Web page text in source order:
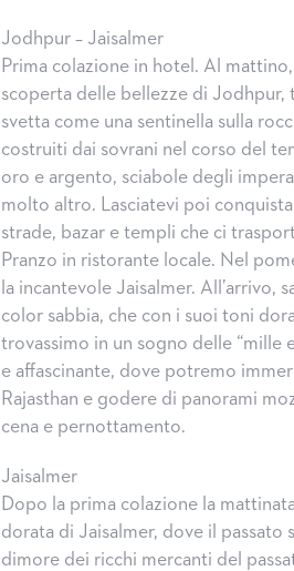
Jodhpur – Jaisalmer
Prima colazione in hotel. Al
scoperta delle bellezze di Jodhpur,
svetta come una sentinella sulla
costruiti dai sovrani nel corso del
oro e argento, sciabole degli
molto altro. Lasciatevi poi
strade, bazar e templi che ci
Pranzo in ristorante locale. Nel
la incantevole Jaisalmer. All’arrivo,
color sabbia, che con i suoi toni
trovassimo in un sogno delle “mille
e affascinante, dove potremo
Rajasthan e godere di panorami
cena e pernottamento.
Jaisalmer
Dopo la prima colazione la
dorata di Jaisalmer, dove il passato
dimore dei ricchi mercanti del